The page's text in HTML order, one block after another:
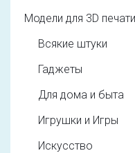
Модели для 3D печати
Всякие штуки
Гаджеты
Для дома и быта
Игрушки и Игры
Искусство